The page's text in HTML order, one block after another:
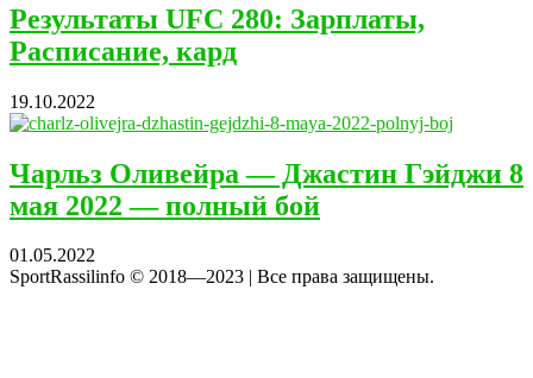
Результаты UFC 280: Зарплаты,
Расписание, кард
19.10.2022
Чарльз Оливейра — Джастин Гэйджи 8
мая 2022 — полный бой
01.05.2022
SportRassilinfo © 2018—2023 | Все права защищены.